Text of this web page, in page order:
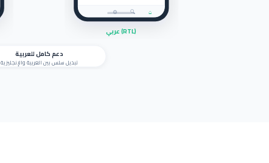
⌂
🔍
⚙
عربي (RTL)
دعم كامل للعربية
تبديل سلس بين العربية والإنجليزية